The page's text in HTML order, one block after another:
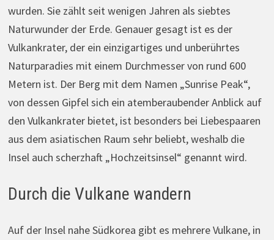
wurden. Sie zählt seit wenigen Jahren als siebtes
Naturwunder der Erde. Genauer gesagt ist es der
Vulkankrater, der ein einzigartiges und unberührtes
Naturparadies mit einem Durchmesser von rund 600
Metern ist. Der Berg mit dem Namen „Sunrise Peak“,
von dessen Gipfel sich ein atemberaubender Anblick auf
den Vulkankrater bietet, ist besonders bei Liebespaaren
aus dem asiatischen Raum sehr beliebt, weshalb die
Insel auch scherzhaft „Hochzeitsinsel“ genannt wird.
Durch die Vulkane wandern
Auf der Insel nahe Südkorea gibt es mehrere Vulkane, in